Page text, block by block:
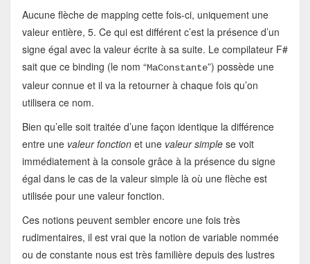
Aucune flèche de mapping cette fois-ci, uniquement une
valeur entière, 5. Ce qui est différent c’est la présence d’un
signe égal avec la valeur écrite à sa suite. Le compilateur F#
sait que ce binding (le nom “MaConstante”) possède une
valeur connue et il va la retourner à chaque fois qu’on
utilisera ce nom.
Bien qu’elle soit traitée d’une façon identique la différence
entre une valeur fonctionet une valeur simplese voit
immédiatement à la console grâce à la présence du signe
égal dans le cas de la valeur simple là où une flèche est
utilisée pour une valeur fonction.
Ces notions peuvent sembler encore une fois très
rudimentaires, il est vrai que la notion de variable nommée
ou de constante nous est très familière depuis des lustres